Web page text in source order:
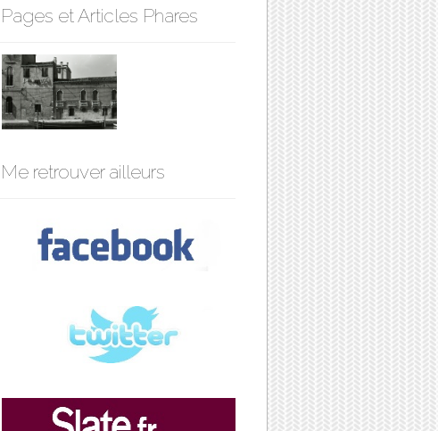
Pages et Articles Phares
Me retrouver ailleurs